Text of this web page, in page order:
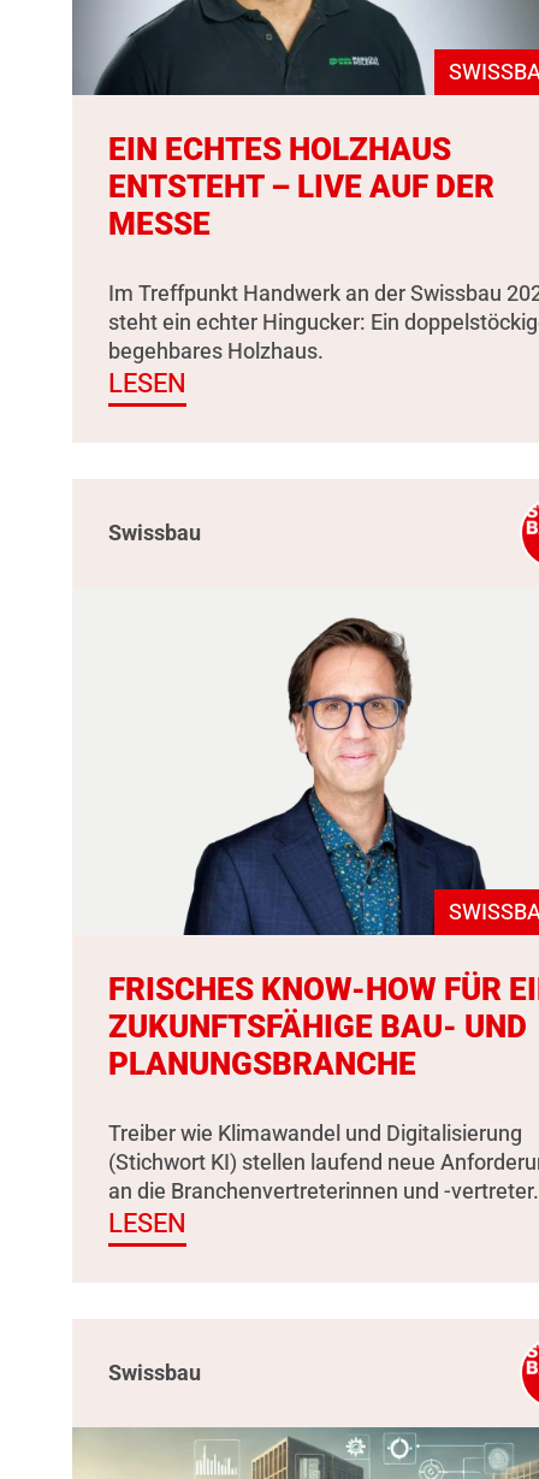
EIN ECHTES HOLZHAUS
ENTSTEHT – LIVE AUF DER
MESSE
Im Treffpunkt Handwerk an der Swissbau
steht ein echter Hingucker: Ein
begehbares Holzhaus.
LESEN
Swissbau
FRISCHES KNOW-HOW FÜR
ZUKUNFTSFÄHIGE BAU- UND
PLANUNGSBRANCHE
Treiber wie Klimawandel und Digitalisierung
(Stichwort KI) stellen laufend neue
an die Branchenvertreterinnen und -vertreter.
LESEN
Swissbau